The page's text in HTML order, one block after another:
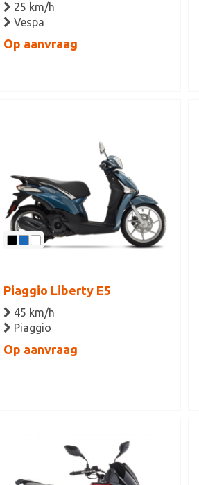
25 km/h
Vespa
Op aanvraag
Piaggio Liberty E5
45 km/h
Piaggio
Op aanvraag